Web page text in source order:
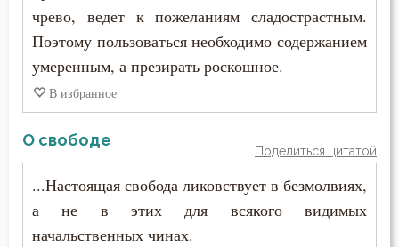
чрево, ведет к пожеланиям сладострастным.
Поэтому пользоваться необходимо содержанием
умеренным, а презирать роскошное.
В избранное
О свободе
Поделиться цитатой
...Настоящая свобода ликовствует в безмолвиях,
а не в этих для всякого видимых
начальственных чинах.